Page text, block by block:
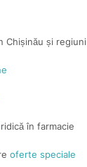
Chișinău și regiuni
în farmacie
oferte speciale